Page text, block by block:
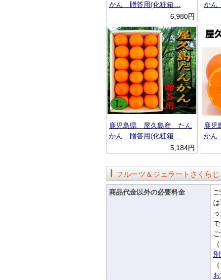
かん 贈答用(化粧箱…
6,980円
かん
鹿児島県 屋久島産 たん
かん 贈答用(化粧箱…
5,184円
鹿
か
フルーツ＆ジェラートさくら
商品代金以外の必要料金